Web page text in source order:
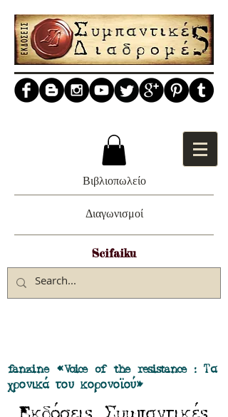
Βιβλιοπωλείο
Διαγωνισμοί
Scifaiku
fanzine «Voice of the resistance : Τα
χρονικά του κορονοϊού»